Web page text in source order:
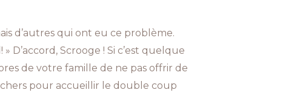
d’autres qui ont eu ce problème.
D’accord, Scrooge ! Si c’est quelque
de votre famille de ne pas offrir de
chers pour accueillir le double coup